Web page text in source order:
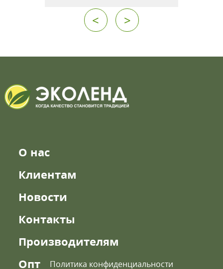
< >
О нас
Клиентам
Новости
Контакты
Производителям
Опт
Политика конфиденциальности